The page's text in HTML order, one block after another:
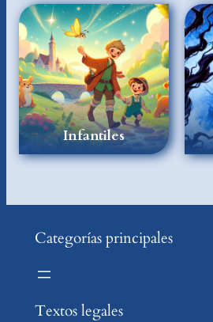
Infantiles
Categorías principales
Textos legales